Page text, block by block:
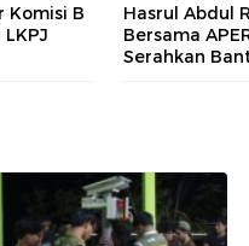
Komisi B
Hasrul Abdul
Bersama
Serahkan